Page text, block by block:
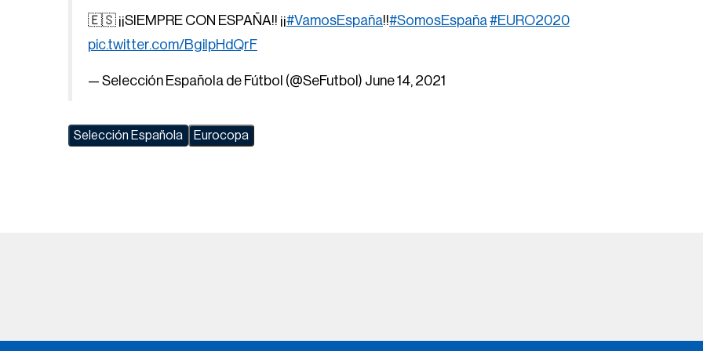
🇪🇸 ¡¡SIEMPRE CON ESPAÑA!! ¡¡#VamosEspaña!!#SomosEspaña#EURO2020
pic.twitter.com/BgilpHdQrF
— Selección Española de Fútbol (@SeFutbol) June 14, 2021
Selección Española Eurocopa
Press Fox Corporation